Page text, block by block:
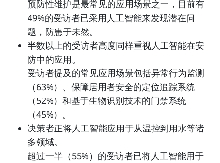
预防性维护是最常见的应用场景之一，目前有
49%的受访者已采用人工智能来发现潜在问
题，防患于未然。
半数以上的受访者高度同样重视人工智能在安
防中的应用。
受访者提及的常见应用场景包括异常行为监测
（63%）、保障居用者安全的定位追踪系统
（52%）和基于生物识别技术的门禁系统
（45%）。
决策者正将人工智能应用于从温控到用水等诸
多领域。
超过一半（55%）的受访者已将人工智能用于